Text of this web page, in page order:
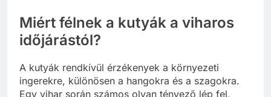
Miért félnek a kutyák a viharos
időjárástól?
A kutyák rendkívül érzékenyek a környezeti
ingerekre, különösen a hangokra és a szagokra.
Egy vihar során számos olyan tényező lép fel,